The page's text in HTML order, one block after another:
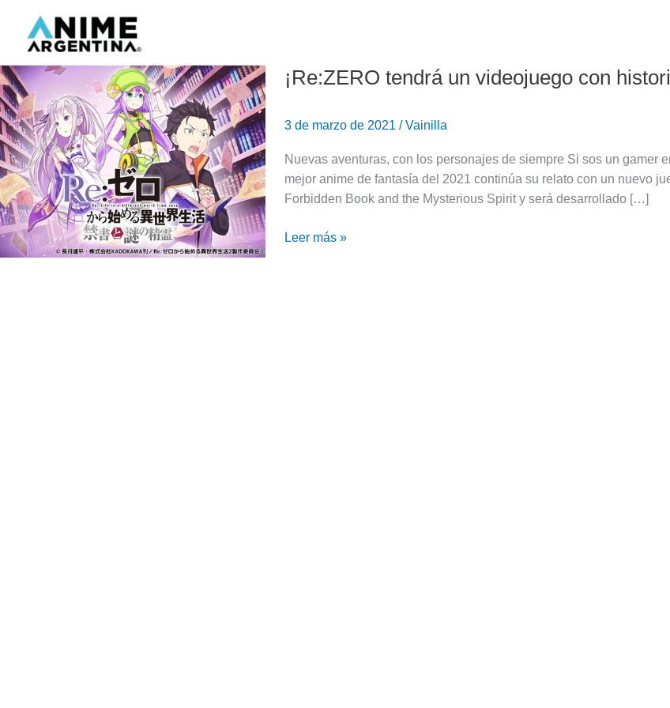
contenido
¡Re:ZERO tendrá un videojuego con
3 de marzo de 2021 /Vainilla
Nuevas aventuras, con los personajes de siempre Si sos un gamer
mejor anime de fantasía del 2021 continúa su relato con un nuevo
Forbidden Book and the Mysterious Spirit y será desarrollado […]
¡Re:ZERO
videojuego
con
historia
original!
Leer más »